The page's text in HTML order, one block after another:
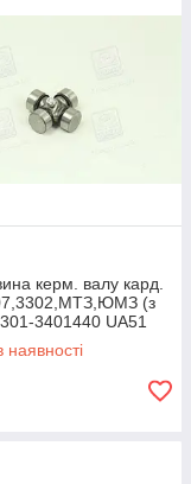
керм. валу кард.
(з
3401440 UA51